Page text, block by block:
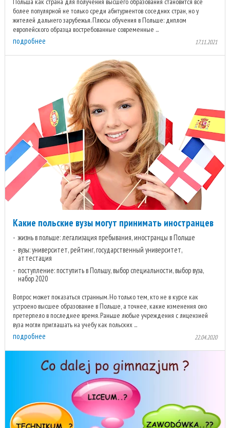
более популярной не только среди абитуриентов соседних стран, но у
жителей дальнего зарубежья. Плюсы обучения в Польше: диплом
европейского образца востребованные современные ...
подробнее 17.11.2021
Какие польские вузы могут принимать иностранцев
жизнь в польше: легализация пребывания, иностранцы в Польше
вузы: университет, рейтинг, государственный университет,
аттестация
поступление: поступить в Польшу, выбор специальности, выбор вуза,
набор 2020
Вопрос может показаться странным. Но только тем, кто не в курсе как
устроено высшее образование в Польше, а точнее, какие изменения оно
претерпело в последнее время. Раньше любые учреждения с лицензией
вуза могли приглашать на учебу как польских ...
подробнее 22.04.2020